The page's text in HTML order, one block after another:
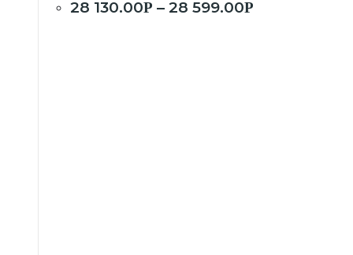
28 130.00Р – 28 599.00Р